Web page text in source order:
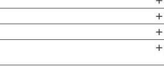
概要
バイザー